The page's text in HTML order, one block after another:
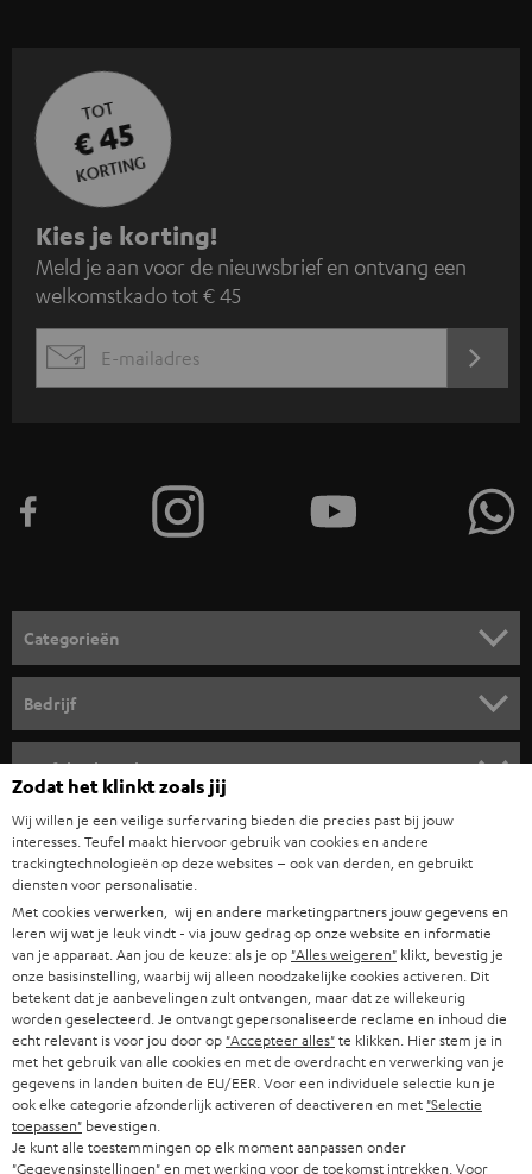
TOT
€ 45
KORTING
A
a
n
m
e
n
o
r
n
i
e
w
s
b
r
i
e
f
Kies je korting!
Meld je aan voor de nieuwsbrief en ontvang een
welkomstkado tot € 45
EMAIL
Categorieën
COMPLETE SYSTEMEN
SOUNDBARS
HIFI-SPEAKERS
BLUETOOTH
KOPTELEFOONS
BLUETOOTH KOPTELEFOONS
COMPLETE SETS
SPEAKERS
Bedrijf
PERS & MARKETING
B2B
PARTNERPROGRAMMA
BLOG
NEWSLETTER
STORES
Teufel online shops
DUITSLAND
OOSTENRIJK
ZWITSERLAND
NEDERLAND
BELGIË
FRANKRIJK
Zodat het klinkt zoals jij
Wij willen je een veilige surfervaring bieden die precies past bij jouw
interesses. Teufel maakt hiervoor gebruik van cookies en andere
trackingtechnologieën op deze websites – ook van derden, en gebruikt
diensten voor personalisatie.
Met cookies verwerken, wij en andere marketingpartners jouw gegevens en
leren wij wat je leuk vindt - via jouw gedrag op onze website en informatie
van je apparaat. Aan jou de keuze: als je op "Alles weigeren" klikt, bevestig je
onze basisinstelling, waarbij wij alleen noodzakelijke cookies activeren. Dit
betekent dat je aanbevelingen zult ontvangen, maar dat ze willekeurig
worden geselecteerd. Je ontvangt gepersonaliseerde reclame en inhoud die
echt relevant is voor jou door op "Accepteer alles"te klikken. Hier stem je in
met het gebruik van alle cookies en met de overdracht en verwerking van je
gegevens in landen buiten de EU/EER. Voor een individuele selectie kun je
ook elke categorie afzonderlijk activeren of deactiveren en met "Selectie
toepassen" bevestigen.
Je kunt alle toestemmingen op elk moment aanpassen onder
"Gegevensinstellingen" en met werking voor de toekomst intrekken. Voor